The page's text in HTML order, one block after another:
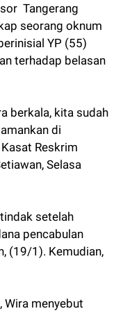
Tangerang
seorang oknum
YP (55)
terhadap belasan
berkala, kita sudah
di
Reskrim
Selasa
setelah
pencabulan
(19/1). Kemudian,
Wira menyebut